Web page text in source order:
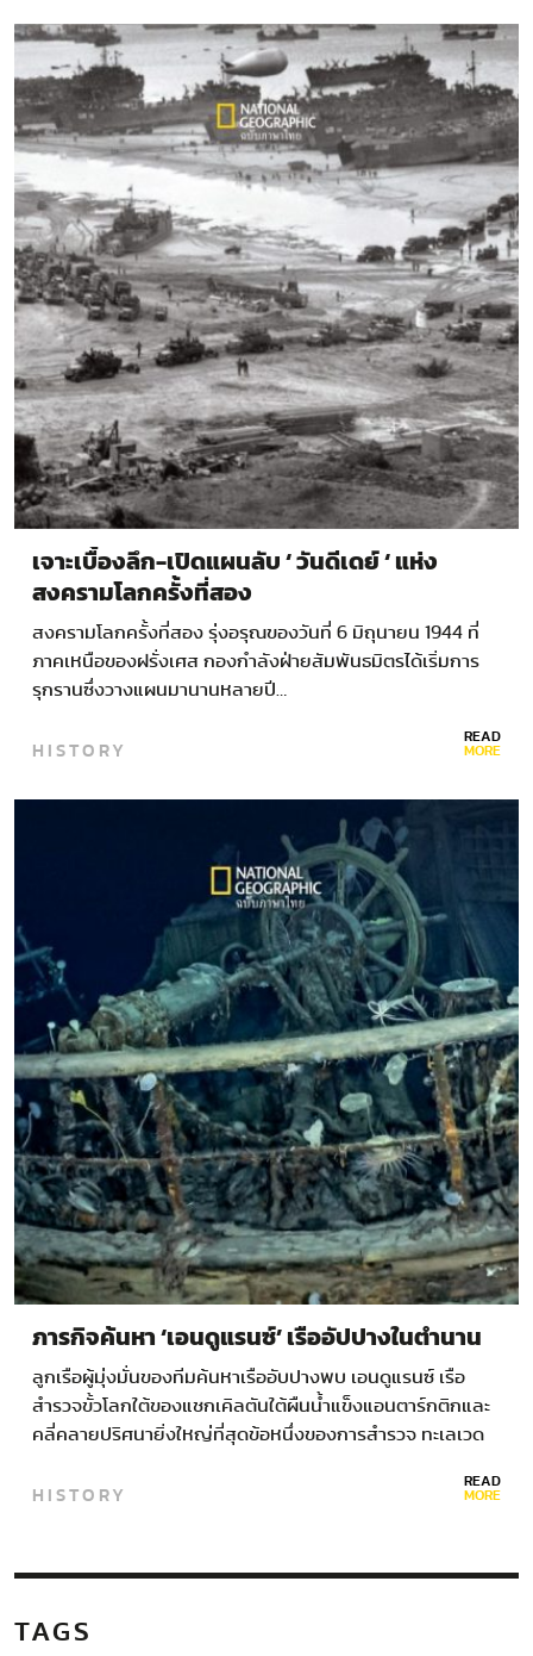
เจาะเบื้องลึก-เปิดแผนลับ ‘ วันดีเดย์ ‘ แห่ง
สงครามโลกครั้งที่สอง
สงครามโลกครั้งที่สอง รุ่งอรุณของวันที่ 6 มิถุนายน 1944 ที่
ภาคเหนือของฝรั่งเศส กองกำลังฝ่ายสัมพันธมิตรได้เริ่มการ
รุกรานซึ่งวางแผนมานานหลายปี…
HISTORY READ
MORE
ภารกิจค้นหา ‘เอนดูแรนซ์’ เรืออัปปางในตำนาน
ลูกเรือผู้มุ่งมั่นของทีมค้นหาเรืออับปางพบ เอนดูแรนซ์ เรือ
สำรวจขั้วโลกใต้ของแชกเคิลตันใต้ผืนน้ำแข็งแอนตาร์กติกและ
คลี่คลายปริศนายิ่งใหญ่ที่สุดข้อหนึ่งของการสำรวจ ทะเลเวด
HISTORY READ
MORE
TAGS